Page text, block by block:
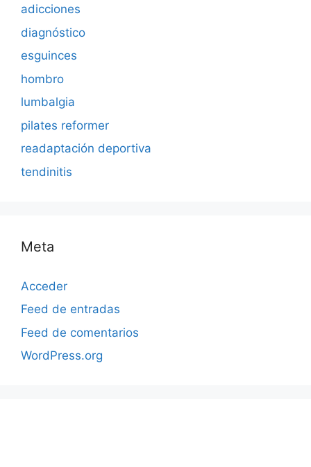
adicciones
diagnóstico
esguinces
hombro
lumbalgia
pilates reformer
readaptación deportiva
tendinitis
Meta
Acceder
Feed de entradas
Feed de comentarios
WordPress.org